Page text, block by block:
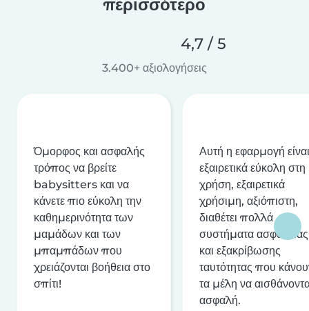
περισσότερο
4,7 / 5
3.400+ αξιολογήσεις
Όμορφος και ασφαλής
τρόπος να βρείτε
babysitters και να
κάνετε πιο εύκολη την
καθημερινότητα των
μαμάδων και των
μπαμπάδων που
χρειάζονται βοήθεια στο
σπίτι!
Αυτή η εφαρμογή είναι
εξαιρετικά εύκολη στη
χρήση, εξαιρετικά
χρήσιμη, αξιόπιστη,
διαθέτει πολλά
συστήματα ασφαλείας
και εξακρίβωσης
ταυτότητας που
τα μέλη να
ασφαλή.